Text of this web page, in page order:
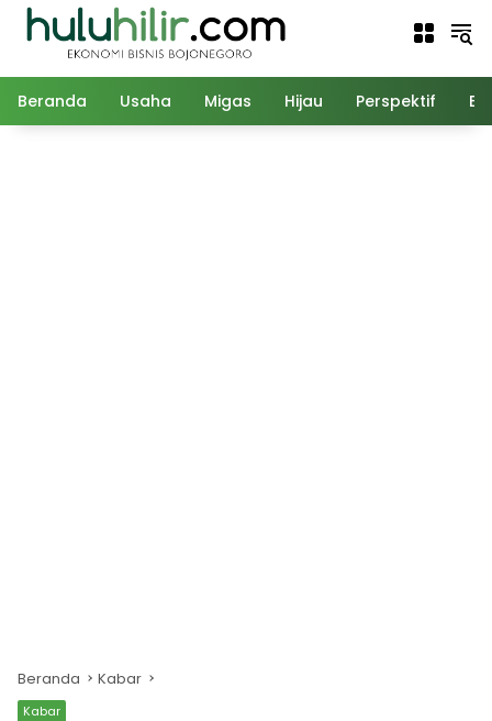
Langsung
Beranda Usaha Migas Hijau Perspektif
Beranda Kabar
Kabar